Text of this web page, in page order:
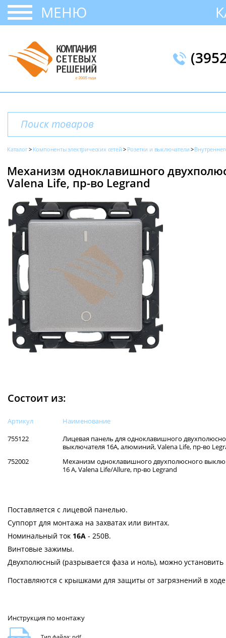
МЕНЮ
Каталог Компоненты электрических сетей Розетки и выключатели
Механизм одноклавишного
Valena Life, пр-во Legrand
Состоит из:
Артикул
Наименованиe
755122
Лицевая панель для одноклавишного
выключателя 16А, алюминий, Valena Life, пр-во
752002
Механизм одноклавишного двухполюсного
16 А, Valena Life/Allure, пр-во Legrand
Поставляется с лицевой панелью.
Суппорт для монтажа на захватах или винтах.
Номинальный ток 16А - 250В.
Винтовые зажимы.
Двухполюсный (разрывается фаза и ноль), можно
Поставляются с крышками для защиты от загрязнений в
Инструкция по монтажу